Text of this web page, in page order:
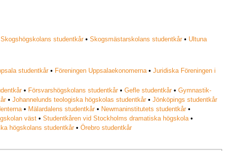
Skogshögskolans studentkår •Skogsmästarskolans studentkår • Ultuna
studentkår • Föreningen Uppsalaekonomerna •Juridiska Föreningen i
• Försvarshögskolans studentkår •Gefle studentkår •Gymnastik-
•Johannelunds teologiska högskolas studentkår •Jönköpings studentkår
• Mälardalens studentkår • Newmaninstitutets studentkår •
väst •Studentkåren vid Stockholms dramatiska högskola •
högskolans studentkår •Örebro studentkår